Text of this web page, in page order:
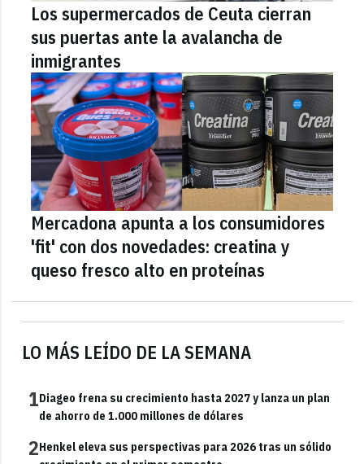
LO MÁS LEÍDO DE LA SEMANA
1Diageo frena su crecimiento hasta 2027 y lanza un plan
de ahorro de 1.000 millones de dólares
2Henkel eleva sus perspectivas para 2026 tras un sólido
Los supermercados de Ceuta cierran
sus puertas ante la avalancha de
inmigrantes
Mercadona apunta a los consumidores
'fit' con dos novedades: creatina y
queso fresco alto en proteínas